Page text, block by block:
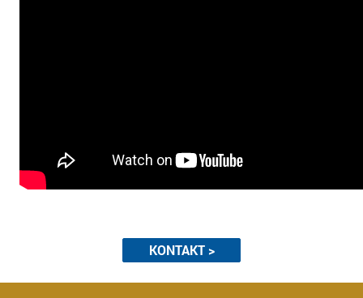
KONTAKT >